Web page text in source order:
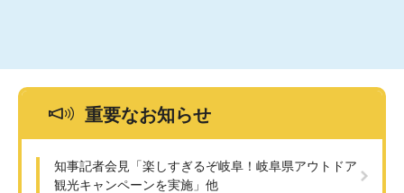
重要なお知らせ
知事記者会見「楽しすぎるぞ岐阜！岐阜県アウトドア
観光キャンペーンを実施」他